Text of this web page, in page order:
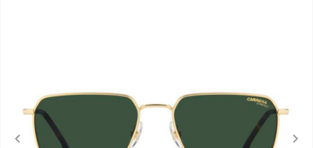
Previous